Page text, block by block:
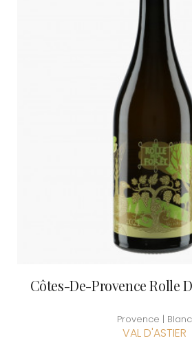
Côtes-De-Provence Rolle
Provence | Blanc
VAL D'ASTIER